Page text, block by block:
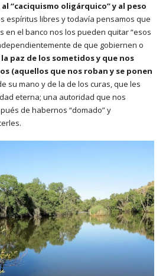
“caciquismo oligárquico” y al peso
espíritus libres y todavía pensamos que
en el banco nos los pueden quitar “esos
de que gobiernen o
paz de los sometidos y que nos
(aquellos que nos roban y se ponen
su mano y de la de los curas, que les
eterna; una autoridad que nos
de habernos “domado” y